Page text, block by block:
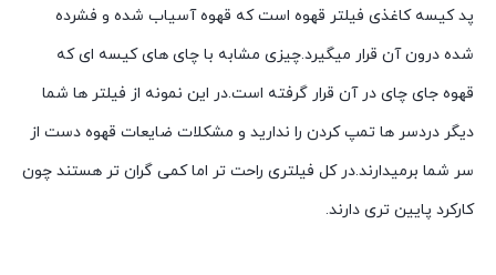
پد کیسه کاغذی فیلتر قهوه است که قهوه آسیاب شده و فشرده
شده درون آن قرار میگیرد.چیزی مشابه با چای های کیسه ای که
قهوه جای چای در آن قرار گرفته است.در این نمونه از فیلتر ها شما
دیگر دردسر ها تمپ کردن را ندارید و مشکلات ضایعات قهوه دست از
سر شما برمیدارند.در کل فیلتری راحت تر اما کمی گران تر هستند چون
کارکرد پایین تری دارند.